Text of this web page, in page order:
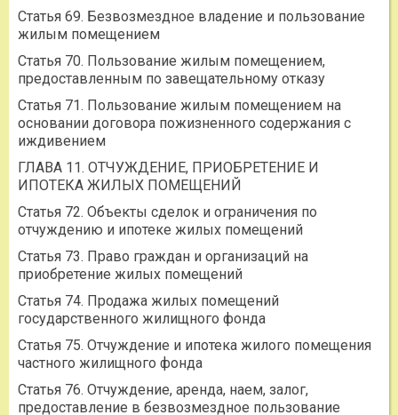
Статья 69. Безвозмездное владение и пользование
жилым помещением
Статья 70. Пользование жилым помещением,
предоставленным по завещательному отказу
Статья 71. Пользование жилым помещением на
основании договора пожизненного содержания с
иждивением
ГЛАВА 11. ОТЧУЖДЕНИЕ, ПРИОБРЕТЕНИЕ И
ИПОТЕКА ЖИЛЫХ ПОМЕЩЕНИЙ
Статья 72. Объекты сделок и ограничения по
отчуждению и ипотеке жилых помещений
Статья 73. Право граждан и организаций на
приобретение жилых помещений
Статья 74. Продажа жилых помещений
государственного жилищного фонда
Статья 75. Отчуждение и ипотека жилого помещения
частного жилищного фонда
Статья 76. Отчуждение, аренда, наем, залог,
предоставление в безвозмездное пользование